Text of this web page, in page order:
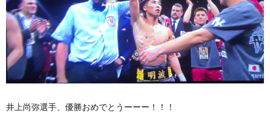
井上尚弥選手、優勝おめでとうーーー！！！